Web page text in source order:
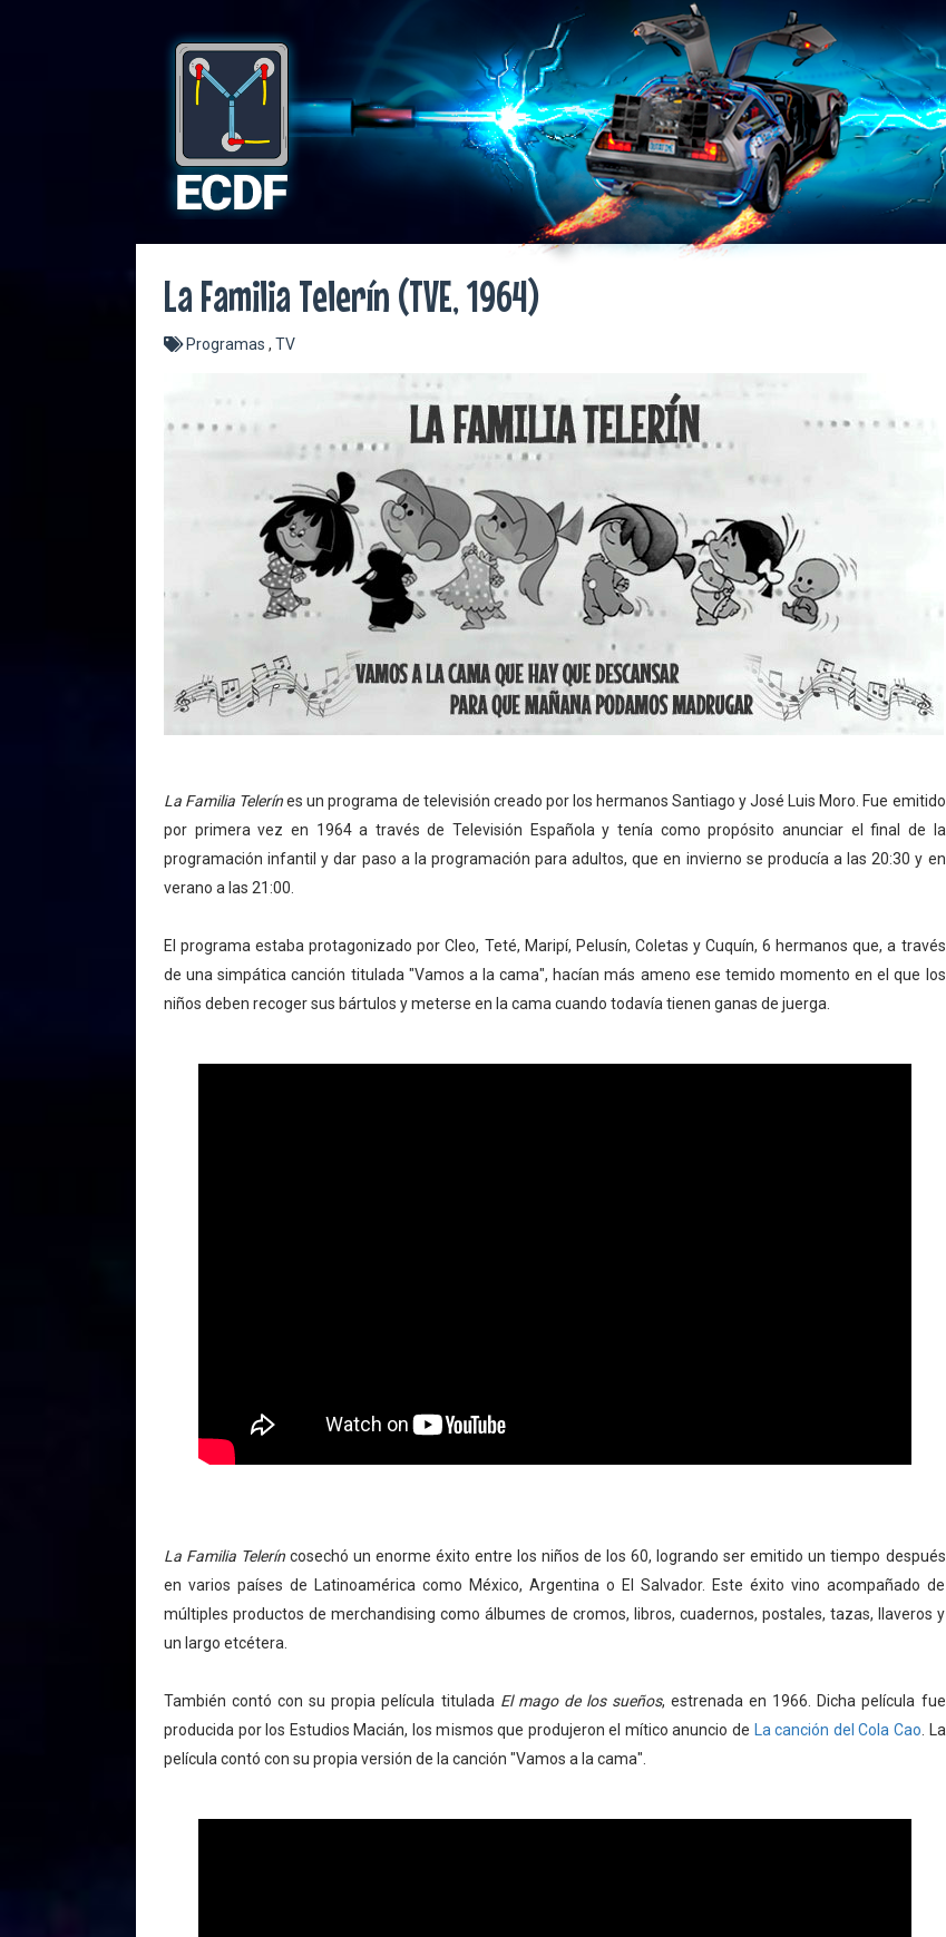
La Familia Telerín (TVE, 1964)
Programas , TV
La Familia Telerínes un programa de televisión creado por los hermanos Santiago y José Luis Moro. Fue emitido
por primera vez en 1964 a través de Televisión Española y tenía como propósito anunciar el final de la
programación infantil y dar paso a la programación para adultos, que en invierno se producía a las 20:30 y en
verano a las 21:00.
El programa estaba protagonizado por Cleo, Teté, Maripí, Pelusín, Coletas y Cuquín, 6 hermanos que, a través
de una simpática canción titulada "Vamos a la cama", hacían más ameno ese temido momento en el que los
niños deben recoger sus bártulos y meterse en la cama cuando todavía tienen ganas de juerga.
La Familia Telerín cosechó un enorme éxito entre los niños de los 60, logrando ser emitido un tiempo después
en varios países de Latinoamérica como México, Argentina o El Salvador. Este éxito vino acompañado de
múltiples productos de merchandising como álbumes de cromos, libros, cuadernos, postales, tazas, llaveros y
un largo etcétera.
También contó con su propia película titulada El mago de los sueños, estrenada en 1966. Dicha película fue
producida por los Estudios Macián, los mismos que produjeron el mítico anuncio de La canción del Cola Cao . La
película contó con su propia versión de la canción "Vamos a la cama".